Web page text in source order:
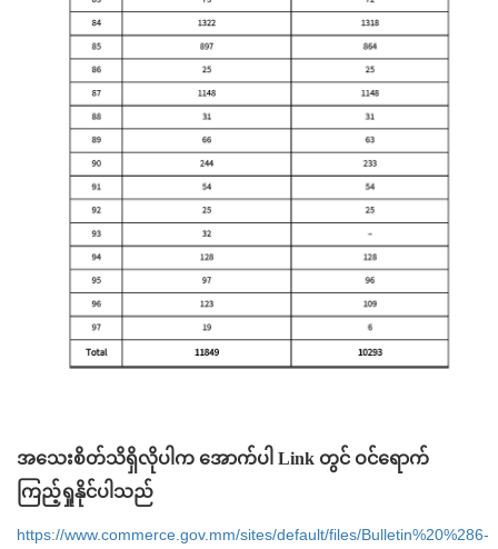
အသေးစိတ်သိရှိလိုပါက အောက်ပါ Link တွင် ဝင်ရောက်
ကြည့်ရှုနိုင်ပါသည်
https://www.commerce.gov.mm/sites/default/files/Bulletin%20%286-